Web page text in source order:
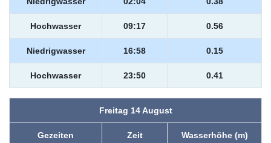
Hochwasser 09:17 0.56
Niedrigwasser 16:58 0.15
Hochwasser 23:50 0.41
Freitag 14 August
Gezeiten Zeit Wasserhöhe (m)